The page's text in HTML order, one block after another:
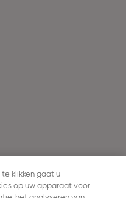
te klikken gaat u
op uw apparaat voor